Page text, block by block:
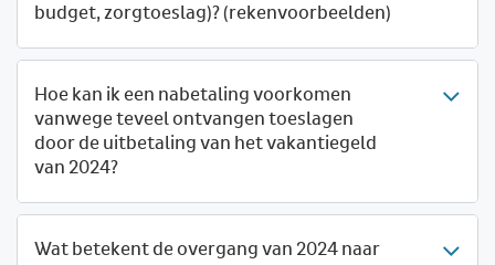
budget, zorgtoeslag)? (rekenvoorbeelden)
Hoe kan ik een nabetaling voorkomen
vanwege teveel ontvangen toeslagen
door de uitbetaling van het vakantiegeld
van 2024?
Wat betekent de overgang van 2024 naar